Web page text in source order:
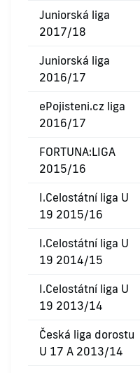
Juniorská liga
2017/18
Juniorská liga
2016/17
ePojisteni.cz liga
2016/17
FORTUNA:LIGA
2015/16
I.Celostátní liga U
19 2015/16
I.Celostátní liga U
19 2014/15
I.Celostátní liga U
19 2013/14
Česká liga dorostu
U 17 A 2013/14